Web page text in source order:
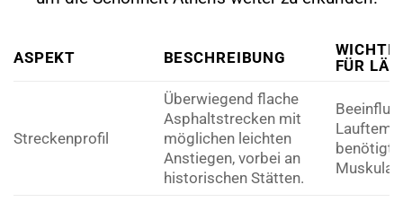
ASPEKT BESCHREIBUNG
FÜR
Streckenprofil
Überwiegend flache
Asphaltstrecken mit
möglichen leichten
Anstiegen, vorbei an
historischen Stätten.
benötigte